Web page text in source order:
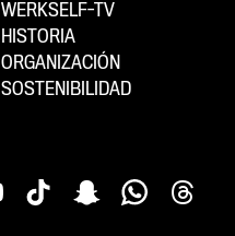
WERKSELF-TV
HISTORIA
ORGANIZACIÓN
SOSTENIBILIDAD